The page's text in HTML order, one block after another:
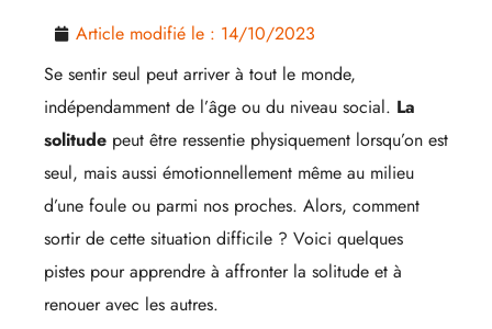
Article modifié le : 14/10/2023
Se sentir seul peut arriver à tout le monde,
indépendamment de l’âge ou du niveau social. La
solitude peut être ressentie physiquement lorsqu’on est
seul, mais aussi émotionnellement même au milieu
d’une foule ou parmi nos proches. Alors, comment
sortir de cette situation difficile ? Voici quelques
pistes pour apprendre à affronter la solitude et à
renouer avec les autres.